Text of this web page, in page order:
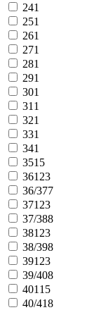
241
251
261
271
281
291
301
31 1
321
331
341
3515
36123
36/377
37123
37/388
38123
38/398
39123
39/408
40115
40/418